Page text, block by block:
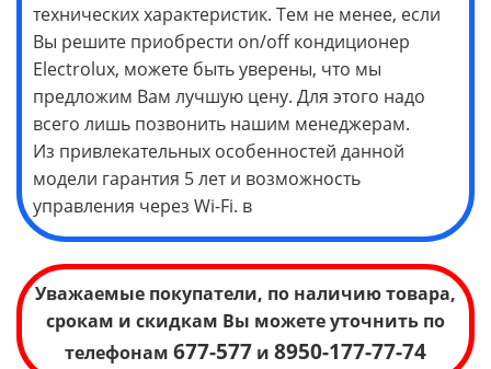
технических характеристик. Тем не менее, если
Вы решите приобрести on/off кондиционер
Electrolux, можете быть уверены, что мы
предложим Вам лучшую цену. Для этого надо
всего лишь позвонить нашим менеджерам.
Из привлекательных особенностей данной
модели гарантия 5 лет и возможность
управления через Wi-Fi. в
Уважаемые покупатели, по наличию товара,
срокам и скидкам Вы можете уточнить по
телефонам 677-577 и 8950-177-77-74